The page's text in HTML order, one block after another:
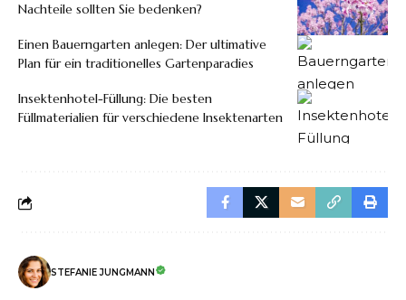
Nachteile sollten Sie bedenken?
Einen Bauerngarten anlegen: Der ultimative
Plan für ein traditionelles Gartenparadies
Insektenhotel-Füllung: Die besten
Füllmaterialien für verschiedene Insektenarten
STEFANIE JUNGMANN